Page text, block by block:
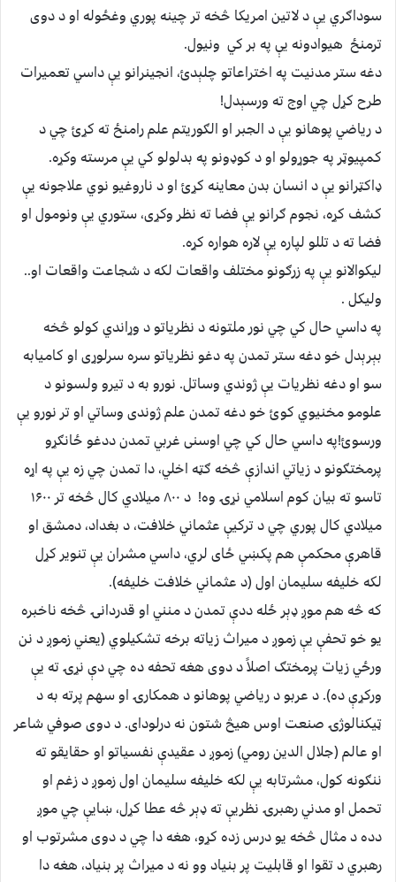
سوداګري يې د لاتین امریکا څخه تر چینه پوري وغځوله او د دوی
ترمنځ هیوادونه يې په بر کي ونیول.
دغه ستر مدنیت په اختراعاتو چلېدئ، انجینرانو يې داسي تعمیرات
طرح کړل چي اوج ته ورسېدل!
د ریاضي پوهانو يې د الجبر او الګوریتم علم رامنځ ته کړئ چي د
کمپیوټر په جوړولو او د کوډونو په بدلولو کي يې مرسته وکړه.
ډاکټرانو يې د انسان بدن معاینه کړئ او د ناروغیو نوي علاجونه يې
کشف کړه، نجوم ګرانو يې فضا ته نظر وکړی، ستوري يې ونومول او
فضا ته د تللو لپاره يې لاره هواره کړه.
لیکوالانو يې په زرګونو مختلف واقعات لکه د شجاعت واقعات او..
ولیکل .
په داسي حال کي چي نور ملتونه د نظریاتو د وړاندي کولو څخه
بېرېدل خو دغه ستر تمدن په دغو نظریاتو سره سرلوړی او کامیابه
سو او دغه نظریات يې ژوندي وساتل. نورو به د تیرو ولسونو د
علومو مخنیوي کوئ خو دغه تمدن علم ژوندی وساتي او تر نورو يې
ورسوئ!په داسي حال کي چي اوسنی غربي تمدن ددغو ځانګړو
پرمختګونو د زیاتي اندازې څخه ګټه اخلي، دا تمدن چي زه يې په اړه
تاسو ته بیان کوم اسلامي نړۍ وه! د ۸۰۰ میلادي کال څخه تر ۱۶۰۰
میلادي کال پوري چي د ترکيې عثماني خلافت، د بغداد، دمشق او
قاهرې محکمې هم پکښي ځای لري، داسي مشران یې تنویر کړل
لکه خلیفه سلیمان اول (د عثماني خلافت خلیفه).
که څه هم موږ ډېر ځله ددې تمدن د منني او قدردانۍ څخه ناخبره
یو خو تحفې یې زموږ د میراث زیاته برخه تشکیلوي (یعني زموږ د نن
ورځي زیات پرمختګ اصلاً د دوی هغه تحفه ده چي دې نړۍ ته يې
ورکړې ده). د عربو د ریاضي پوهانو د همکارۍ او سهم پرته به د
ټیکنالوژۍ صنعت اوس هیڅ شتون نه درلودای. د دوی صوفي شاعر
او عالم (جلال الدین رومي) زموږ د عقیدې نفسیاتو او حقایقو ته
ننګونه کول، مشرتابه يې لکه خلیفه سلیمان اول زموږ د زغم او
تحمل او مدني رهبرۍ نظريې ته ډېر څه عطا کړل، ښايې چي موږ
دده د مثال څخه یو درس زده کړو، هغه دا چي د دوی مشرتوب او
رهبري د تقوا او قابلیت پر بنیاد وو نه د میراث پر بنیاد، هغه دا